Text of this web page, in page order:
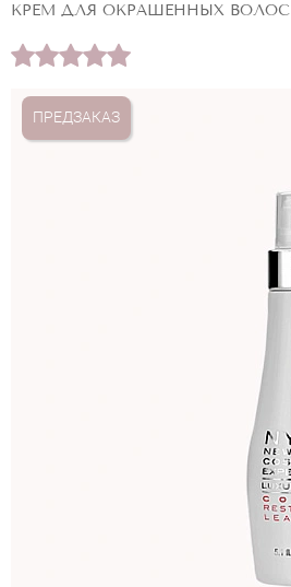
КРЕМ ДЛЯ ОКРАШЕННЫХ ВОЛОС
ПРЕДЗАКАЗ